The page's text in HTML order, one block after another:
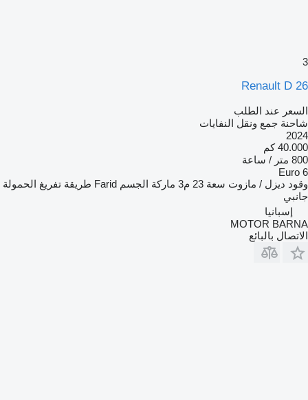
3
Renault D 26
السعر عند الطلب
شاحنة جمع ونقل النفايات
2024
40.000 كم
800 متر / ساعة
Euro 6
وقود ديزل / مازوت سعة 23 م3 ماركة الجسم Farid طريقة تفريغ الحمولة
جانبي
إسبانيا
MOTOR BARNA
الاتصال بالبائع